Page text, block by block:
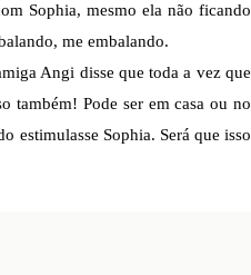
Sophia, mesmo ela não ficando
me embalando.
Angi disse que toda a vez que
Pode ser em casa ou no
estimulasse Sophia. Será que isso